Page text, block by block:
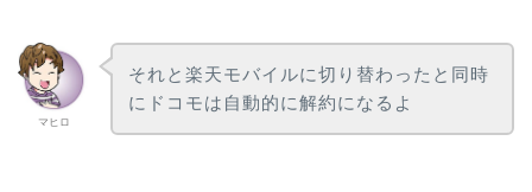
マヒロ
それと楽天モバイルに切り替わったと同時
にドコモは自動的に解約になるよ